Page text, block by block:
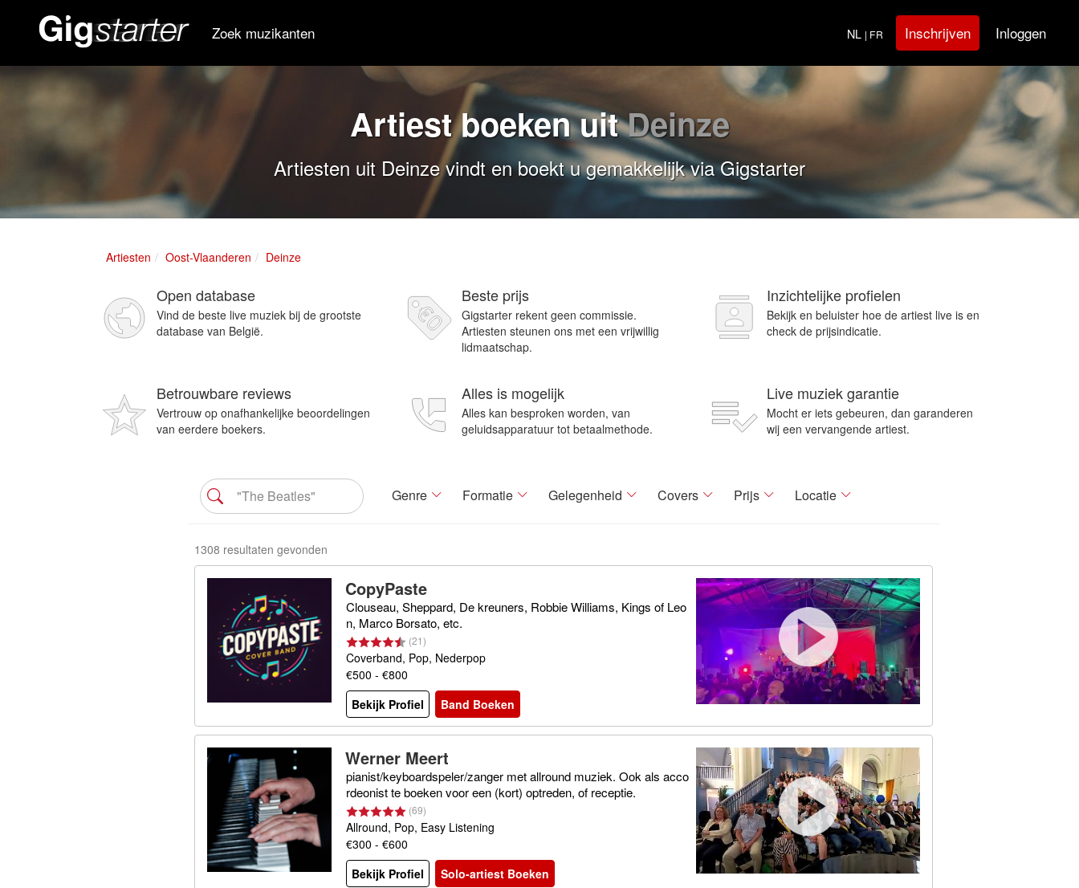
Zoek muzikanten NL | FR Inschrijven Inloggen
Artiest boeken uitDeinze
Artiesten uit Deinze vindt en boekt u gemakkelijk via Gigstarter
Artiesten Oost-Vlaanderen Deinze
Open database
Vind de beste live muziek bij de grootste
database van België.
Beste prijs
Gigstarter rekent geen commissie.
Artiesten steunen ons met een vrijwillig
lidmaatschap.
Inzichtelijke profielen
Bekijk en beluister hoe de artiest live is en
check de prijsindicatie.
Betrouwbare reviews
Vertrouw op onafhankelijke beoordelingen
van eerdere boekers.
Alles is mogelijk
Alles kan besproken worden, van
geluidsapparatuur tot betaalmethode.
Live muziek garantie
Mocht er iets gebeuren, dan garanderen
wij een vervangende artiest.
Genre Formatie Gelegenheid Covers Prijs Locatie
1308 resultaten gevonden
CopyPaste
Clouseau, Sheppard, De kreuners, Robbie Williams, Kings of Leo
n, Marco Borsato, etc.
(21)
Coverband, Pop, Nederpop
€500 - €800
Bekijk Profiel
Band Boeken
Werner Meert
pianist/keyboardspeler/zanger met allround muziek. Ook als acco
rdeonist te boeken voor een (kort) optreden, of receptie.
(69)
Allround, Pop, Easy Listening
€300 - €600
Bekijk Profiel
Solo-artiest Boeken